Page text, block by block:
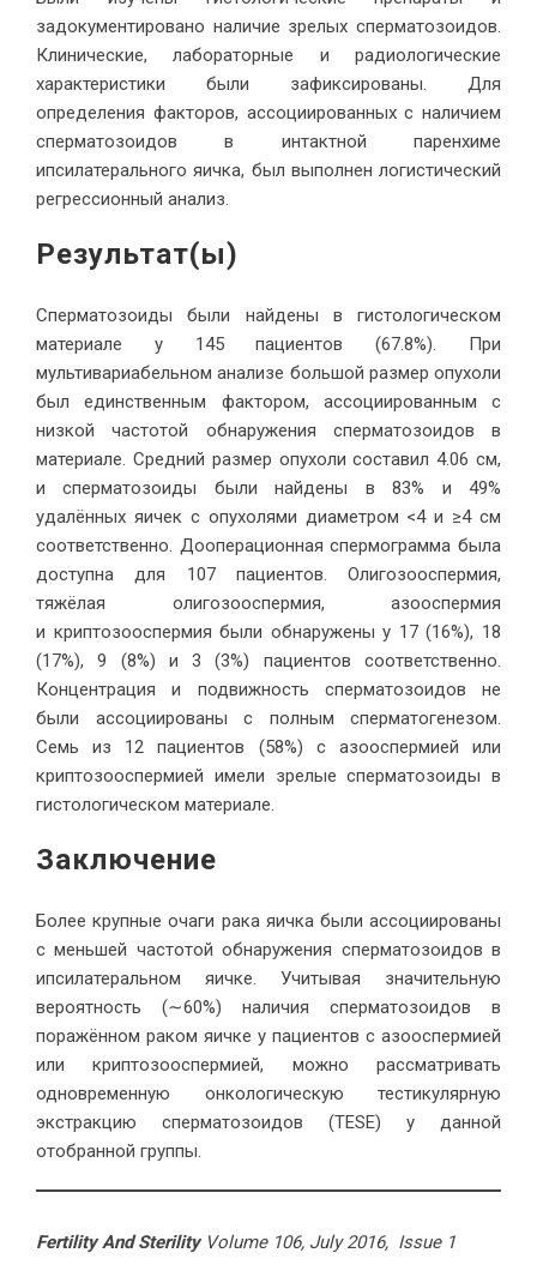
задокументировано наличие зрелых сперматозоидов.
Клинические, лабораторные и радиологические
характеристики были зафиксированы. Для
определения факторов, ассоциированных с наличием
сперматозоидов в интактной паренхиме
ипсилатерального яичка, был выполнен логистический
регрессионный анализ.
Результат(ы)
Сперматозоиды были найдены в гистологическом
материале у 145 пациентов (67.8%). При
мультивариабельном анализе большой размер опухоли
был единственным фактором, ассоциированным с
низкой частотой обнаружения сперматозоидов в
материале. Средний размер опухоли составил 4.06 см,
и сперматозоиды были найдены в 83% и 49%
удалённых яичек с опухолями диаметром <4 и ≥4 см
соответственно. Дооперационная спермограмма была
доступна для 107 пациентов. Олигозооспермия,
тяжёлая олигозооспермия, азооспермия
и криптозооспермия были обнаружены у 17 (16%), 18
(17%), 9 (8%) и 3 (3%) пациентов соответственно.
Концентрация и подвижность сперматозоидов не
были ассоциированы с полным сперматогенезом.
Семь из 12 пациентов (58%) с азооспермией или
криптозооспермией имели зрелые сперматозоиды в
гистологическом материале.
Заключение
Более крупные очаги рака яичка были ассоциированы
с меньшей частотой обнаружения сперматозоидов в
ипсилатеральном яичке. Учитывая значительную
вероятность (∼60%) наличия сперматозоидов в
поражённом раком яичке у пациентов с азооспермией
или криптозооспермией, можно рассматривать
одновременную онкологическую тестикулярную
экстракцию сперматозоидов (TESE) у данной
отобранной группы.
Fertility And Sterility Volume 106, July 2016, Issue 1